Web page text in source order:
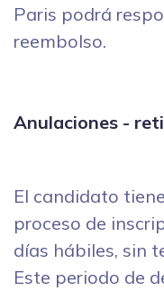
Paris podrá
reembolso.
Anulaciones -
El candidato
proceso de
días hábiles, sin
Este periodo de